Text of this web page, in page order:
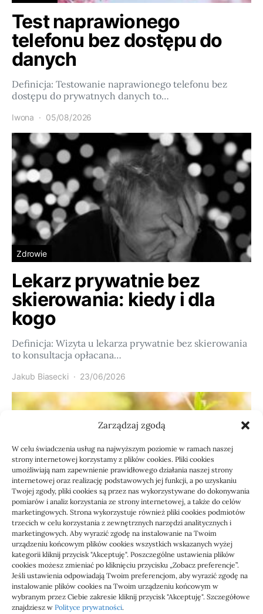
Zarządzaj zgodą
W celu świadczenia usług na najwyższym poziomie w ramach naszej
strony internetowej korzystamy z plików cookies. Pliki cookies
umożliwiają nam zapewnienie prawidłowego działania naszej strony
internetowej oraz realizację podstawowych jej funkcji, a po uzyskaniu
Twojej zgody, pliki cookies są przez nas wykorzystywane do dokonywania
pomiarów i analiz korzystania ze strony internetowej, a także do celów
marketingowych. Strona wykorzystuje również pliki cookies podmiotów
trzecich w celu korzystania z zewnętrznych narzędzi analitycznych i
marketingowych. Aby wyrazić zgodę na instalowanie na Twoim
urządzeniu końcowym plików cookies wszystkich wskazanych wyżej
kategorii kliknij przycisk "Akceptuję". Poszczególne ustawienia plików
cookies możesz zmieniać po kliknięciu przycisku „Zobacz preferencje”.
Jeśli ustawienia odpowiadają Twoim preferencjom, aby wyrazić zgodę na
instalowanie plików cookies na Twoim urządzeniu końcowym w
wybranym przez Ciebie zakresie kliknij przycisk "Akceptuję". Szczegółowe
znajdziesz w Polityce prywatności.
Test naprawionego
telefonu bez dostępu do
danych
Definicja: Testowanie naprawionego telefonu bez
dostępu do prywatnych danych to…
Iwona 05/08/2026
Zdrowie
Lekarz prywatnie bez
skierowania: kiedy i dla
kogo
Definicja: Wizyta u lekarza prywatnie bez skierowania
to konsultacja opłacana…
Jakub Biasecki 23/06/2026
Usługi
Jak sprawdzić przejęcie
zaległości przez biuro
Definicja: Weryfikacja, czy nowe biuro rachunkowe
przejmie zaległości w dokumentach,…